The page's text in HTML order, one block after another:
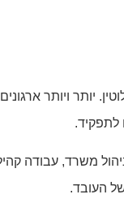
יותר ויותר
לתפקיד.
משרד, עבודה
העובד.